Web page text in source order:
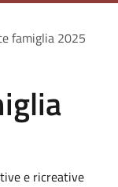
famiglia 2025
e ricreative